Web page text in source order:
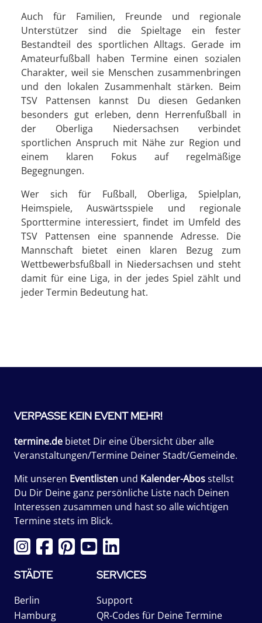
Auch für Familien, Freunde und regionale
Unterstützer sind die Spieltage ein fester
Bestandteil des sportlichen Alltags. Gerade im
Amateurfußball haben Termine einen sozialen
Charakter, weil sie Menschen zusammenbringen
und den lokalen Zusammenhalt stärken. Beim
TSV Pattensen kannst Du diesen Gedanken
besonders gut erleben, denn Herrenfußball in
der Oberliga Niedersachsen verbindet
sportlichen Anspruch mit Nähe zur Region und
einem klaren Fokus auf regelmäßige
Begegnungen.
Wer sich für Fußball, Oberliga, Spielplan,
Heimspiele, Auswärtsspiele und regionale
Sporttermine interessiert, findet im Umfeld des
TSV Pattensen eine spannende Adresse. Die
Mannschaft bietet einen klaren Bezug zum
Wettbewerbsfußball in Niedersachsen und steht
damit für eine Liga, in der jedes Spiel zählt und
jeder Termin Bedeutung hat.
VERPASSE KEIN EVENT MEHR!
termine.de bietet Dir eine Übersicht über alle
Veranstaltungen/Termine Deiner Stadt/Gemeinde.
Mit unseren Eventlisten und Kalender-Abosstellst
Du Dir Deine ganz persönliche Liste nach Deinen
Interessen zusammen und hast so alle wichtigen
Termine stets im Blick.
STÄDTE
Berlin
Hamburg
SERVICES
Support
QR-Codes für Deine Termine